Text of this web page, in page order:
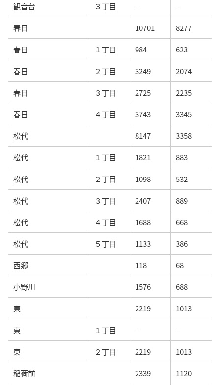
観音台 ３丁目 – –
春日 10701 8277
春日 １丁目 984 623
春日 ２丁目 3249 2074
春日 ３丁目 2725 2235
春日 ４丁目 3743 3345
松代 8147 3358
松代 １丁目 1821 883
松代 ２丁目 1098 532
松代 ３丁目 2407 889
松代 ４丁目 1688 668
松代 ５丁目 1133 386
西郷 118 68
小野川 1576 688
東 2219 1013
東 １丁目 – –
東 ２丁目 2219 1013
稲荷前 2339 1120